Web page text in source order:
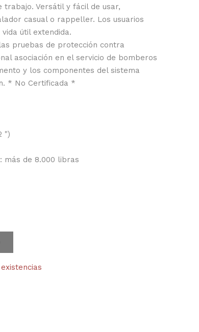
trabajo. Versátil y fácil de usar,
casual o rappeller. Los usuarios
útil extendida.
pruebas de protección contra
asociación en el servicio de bomberos
y los componentes del sistema
* No Certificada *
")
más de 8.000 libras